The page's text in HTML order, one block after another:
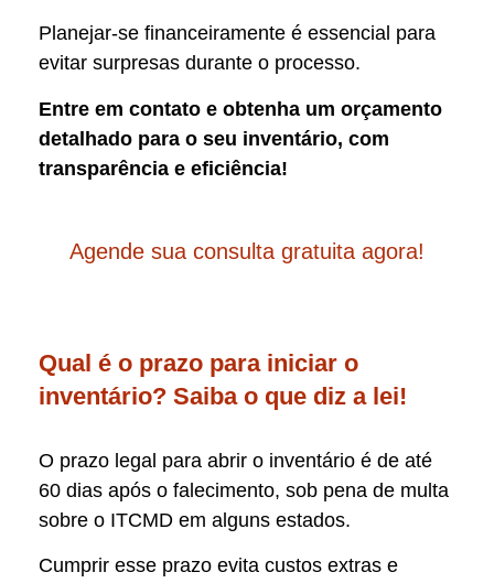
Planejar-se financeiramente é essencial para
evitar surpresas durante o processo.
Entre em contato e obtenha um orçamento
detalhado para o seu inventário, com
transparência e eficiência!
Agende sua consulta gratuita agora!
Qual é o prazo para iniciar o
inventário? Saiba o que diz a lei!
O prazo legal para abrir o inventário é de até
60 dias após o falecimento, sob pena de multa
sobre o ITCMD em alguns estados.
Cumprir esse prazo evita custos extras e